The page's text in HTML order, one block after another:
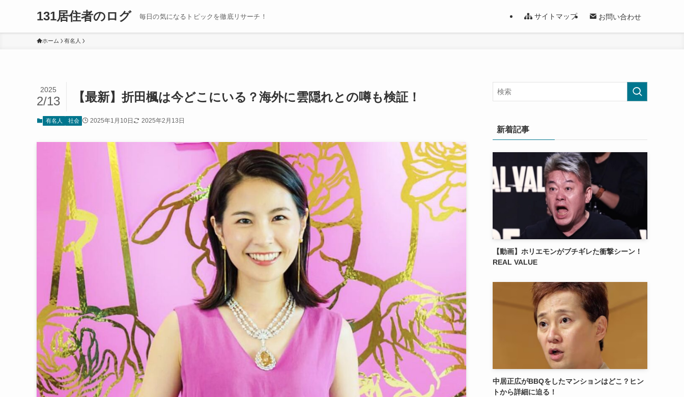
131居住者のログ 毎日の気になるトピックを徹底リサーチ！ サイトマップ お問い合わせ
ホーム 有名人
【最新】折田楓は今どこにいる？海外に雲隠れとの噂も検証！
2025
2/13
有名人 社会 2025年1月10日 2025年2月13日
新着記事
【動画】ホリエモンがブチギレた衝撃シーン！
REAL VALUE
中居正広がBBQをしたマンションはどこ？ヒン
トから詳細に迫る！